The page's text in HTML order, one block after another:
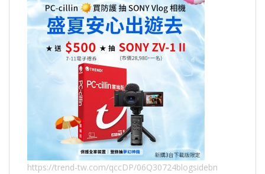
https://trend-tw.com/qccDP/06Q30724blogsidebn